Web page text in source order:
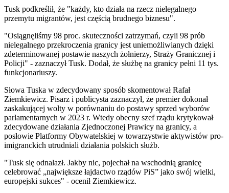
Tusk podkreślił, że "każdy, kto działa na rzecz nielegalnego
przemytu migrantów, jest częścią brudnego biznesu".
"Osiągnęliśmy 98 proc. skuteczności zatrzymań, czyli 98 prób
nielegalnego przekroczenia granicy jest uniemożliwianych dzięki
zdeterminowanej postawie naszych żołnierzy, Straży Granicznej i
Policji" - zaznaczyłTusk. Dodał, że służbę na granicy pełni 11 tys.
funkcjonariuszy.
Słowa Tuska w zdecydowany sposób skomentował Rafał
Ziemkiewicz. Pisarz i publicysta zaznaczył, że premier dokonał
zaskakującej wolty w porównaniu do postawy sprzed wyborów
parlamentarnych w 2023 r. Wtedy obecny szef rządu krytykował
zdecydowane działania Zjednoczonej Prawicy na granicy, a
posłowie Platformy Obywatelskiej w towarzystwie aktywistów pro-
imigranckich utrudniali działania polskich służb.
"Tusk się odnalazł. Jakby nic, pojechał na wschodnią granicę
celebrować „największe łajdactwo rządów PiS” jako swój wielki,
europejski sukces" - ocenił Ziemkiewicz.